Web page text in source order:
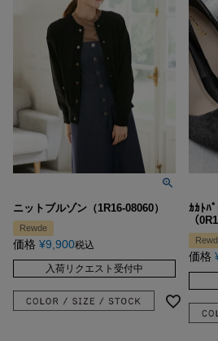
ニットブルゾン（1R16-08060）
Rewde
価格 ¥9,900税込
入荷リクエスト受付中
ｶｶﾄﾊ
（
価格